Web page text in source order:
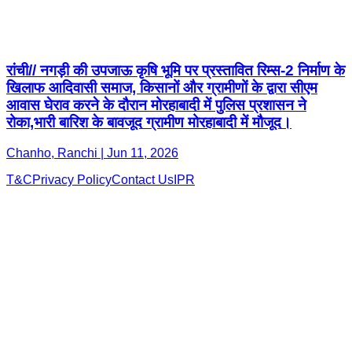
रांची// नगड़ी की उपजाऊ कृषि भूमि पर प्रस्तावित रिम्स-2 निर्माण के
खिलाफ आदिवासी समाज, किसानों और ग्रामीणों के द्वारा सीएम
आवास घेराव करने के दौरान मोरहाबादी में पुलिस प्रशासन ने
रोका,भारी बारिश के बावजूद ग्रामीण मोरहाबादी में मौजूद।
Chanho, Ranchi | Jun 11, 2026
T&CPrivacy PolicyContact Us IPR